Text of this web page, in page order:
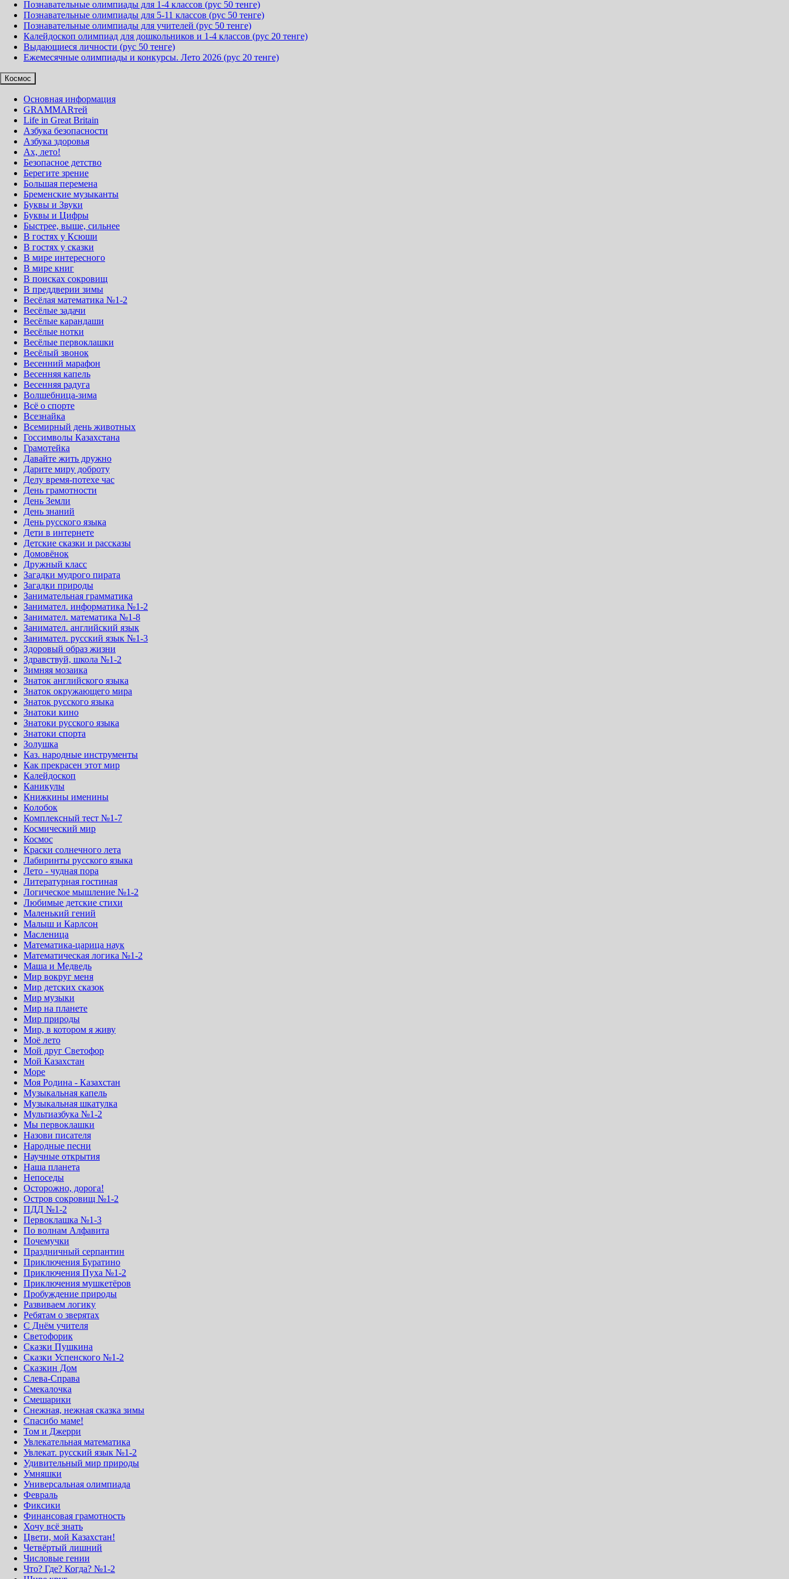
Познавательные олимпиады для 1-4 классов (рус 50 тенге)
Познавательные олимпиады для 5-11 классов (рус 50 тенге)
Познавательные олимпиады для учителей (рус 50 тенге)
Калейдоскоп олимпиад для дошкольников и 1-4 классов (рус 20 тенге)
Выдающиеся личности (рус 50 тенге)
Ежемесячные олимпиады и конкурсы. Лето 2026 (рус 20 тенге)
Космос
Основная информация
GRAMMARтей
Life in Great Britain
Азбука безопасности
Азбука здоровья
Ах, лето!
Безопасное детство
Берегите зрение
Большая перемена
Бременские музыканты
Буквы и Звуки
Буквы и Цифры
Быстрее, выше, сильнее
В гостях у Ксюши
В гостях у сказки
В мире интересного
В мире книг
В поисках сокровищ
В преддверии зимы
Весёлая математика №1-2
Весёлые задачи
Весёлые карандаши
Весёлые нотки
Весёлые первоклашки
Весёлый звонок
Весенний марафон
Весенняя капель
Весенняя радуга
Волшебница-зима
Всё о спорте
Всезнайка
Всемирный день животных
Госсимволы Казахстана
Грамотейка
Давайте жить дружно
Дарите миру доброту
Делу время-потехе час
День грамотности
День Земли
День знаний
День русского языка
Дети в интернете
Детские сказки и рассказы
Домовёнок
Дружный класс
Загадки мудрого пирата
Загадки природы
Занимательная грамматика
Занимател. информатика №1-2
Занимател. математика №1-8
Занимател. английский язык
Занимател. русский язык №1-3
Здоровый образ жизни
Здравствуй, школа №1-2
Зимняя мозаика
Знаток английского языка
Знаток окружающего мира
Знаток русского языка
Знатоки кино
Знатоки русского языка
Знатоки спорта
Золушка
Каз. народные инструменты
Как прекрасен этот мир
Калейдоскоп
Каникулы
Книжкины именины
Колобок
Комплексный тест №1-7
Космический мир
Космос
Краски солнечного лета
Лабиринты русского языка
Лето - чудная пора
Литературная гостиная
Логическое мышление №1-2
Любимые детские стихи
Маленький гений
Малыш и Карлсон
Масленица
Математика-царица наук
Математическая логика №1-2
Маша и Медведь
Мир вокруг меня
Мир детских сказок
Мир музыки
Мир на планете
Мир природы
Мир, в котором я живу
Моё лето
Мой друг Светофор
Мой Казахстан
Море
Моя Родина - Казахстан
Музыкальная капель
Музыкальная шкатулка
Мультиазбука №1-2
Мы первоклашки
Назови писателя
Народные песни
Научные открытия
Наша планета
Непоседы
Осторожно, дорога!
Остров сокровищ №1-2
ПДД №1-2
Первоклашка №1-3
По волнам Алфавита
Почемучки
Праздничный серпантин
Приключения Буратино
Приключения Пуха №1-2
Приключения мушкетёров
Пробуждение природы
Развиваем логику
Ребятам о зверятах
С Днём учителя
Светофорик
Сказки Пушкина
Сказки Успенского №1-2
Сказкин Дом
Слева-Справа
Смекалочка
Смешарики
Снежная, нежная сказка зимы
Спасибо маме!
Том и Джерри
Увлекательная математика
Увлекат. русский язык №1-2
Удивительный мир природы
Умняшки
Универсальная олимпиада
Февраль
Фиксики
Финансовая грамотность
Хочу всё знать
Цвети, мой Казахстан!
Четвёртый лишний
Числовые гении
Что? Где? Когда? №1-2